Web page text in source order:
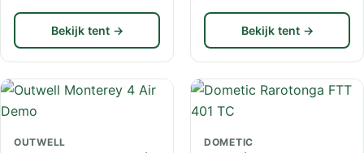
Bekijk tent → Bekijk tent →
OUTWELL DOMETIC